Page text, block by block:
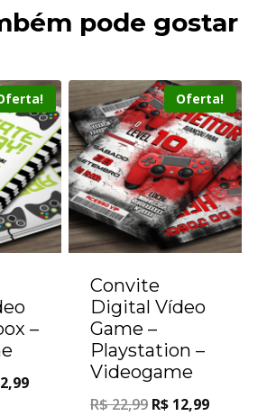
pode gostar
–
Oferta!
Convite
Digital Vídeo
Game –
Playstation –
Videogame
R$22,99 R$ 12,99